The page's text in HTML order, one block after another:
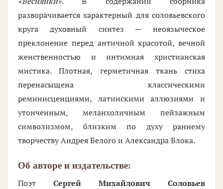
разворачивается характерный для соловьевского
круга духовный синтез — неоязыческое
преклонение перед античной красотой, вечной
женственностью и интимная христианская
мистика. Плотная, герметичная ткань стиха
перенасыщена классическими
реминисценциями, латинскими аллюзиями и
утонченным, меланхоличным пейзажным
символизмом, близким по духу раннему
творчеству Андрея Белого и Александра Блока.
Об авторе и издательстве:
Поэт Сергей Михайлович Соловьев